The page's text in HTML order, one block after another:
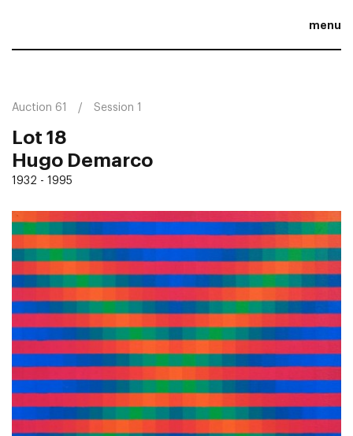
menu
Auction 61 Session 1
Lot 18
Hugo Demarco
1932 - 1995